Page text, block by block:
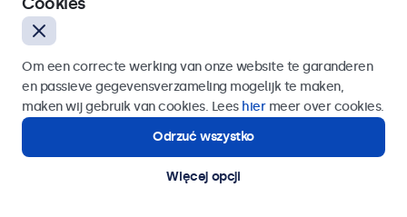
Polski
© 2026 Beetronics
Wyślij
Lub zadzwoń pod numer:22 397 04 43
Potrzebujesz pomocy?
Kontakt ze specjalistą.
Om een correcte werking van onze website te garanderen
en passieve gegevensverzameling mogelijk te maken,
maken wij gebruik van cookies. Lees hiermeer over cookies.
Odrzuć wszystko
Więcej opcji